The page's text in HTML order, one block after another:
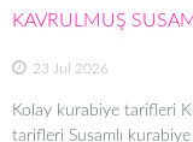
KAVRULMUŞ
23 Jul 2026
Kolay kurabiye tarifleri
tarifleri Susamlı